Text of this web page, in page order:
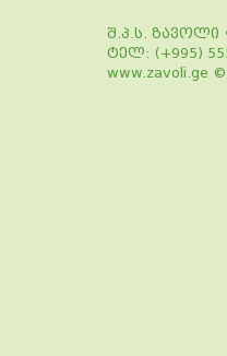
შ.პ.ს. ზავოლი
ტელ: (+995)
www.zavoli.ge